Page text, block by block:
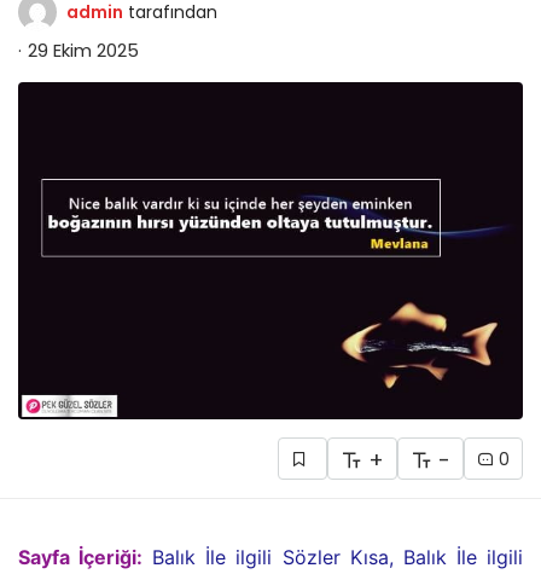
admin tarafından
29 Ekim 2025
+ - 0
Sayfa İçeriği: Balık İle ilgili Sözler Kısa, Balık İle ilgili